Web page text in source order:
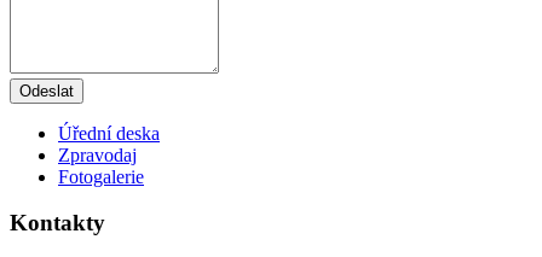
Odeslat
Úřední deska
Zpravodaj
Fotogalerie
Kontakty